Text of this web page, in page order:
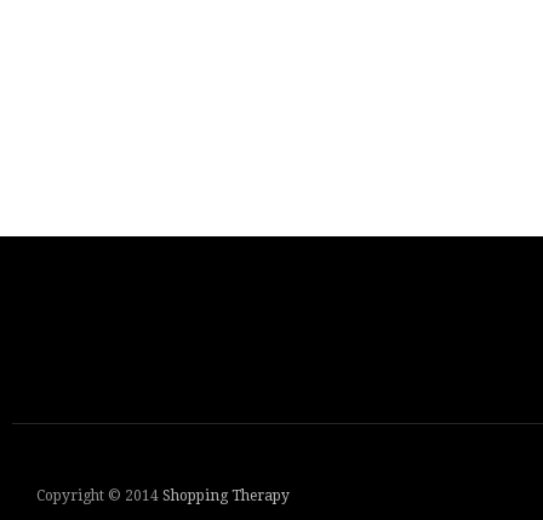
Copyright © 2014 Shopping Therapy